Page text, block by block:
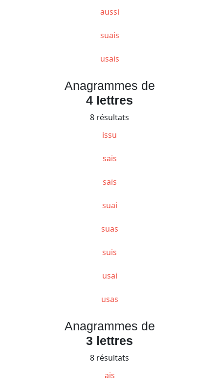
aussi
suais
usais
Anagrammes de
4 lettres
8 résultats
issu
sais
saïs
suai
suas
suis
usai
usas
Anagrammes de
3 lettres
8 résultats
ais